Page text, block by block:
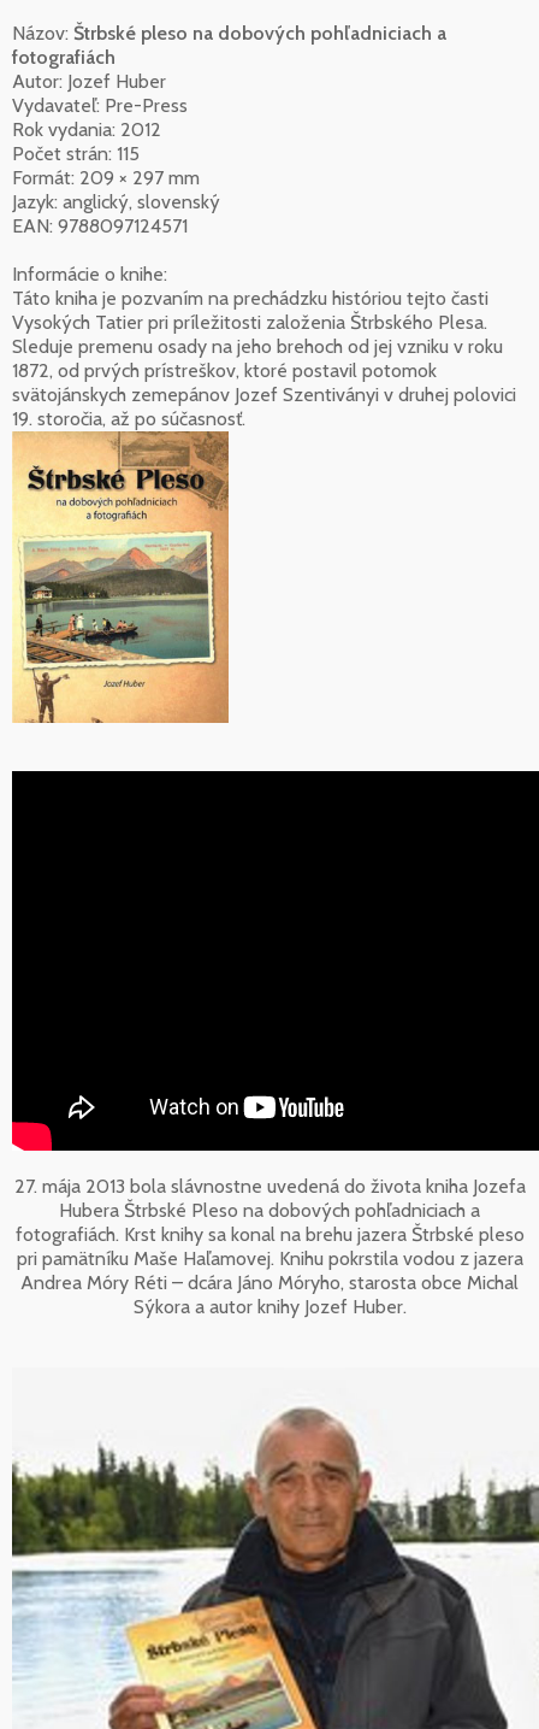
Názov: Štrbské pleso na dobových pohľadniciach a
fotografiách
Autor: Jozef Huber
Vydavateľ: Pre-Press
Rok vydania: 2012
Počet strán: 115
Formát: 209 × 297 mm
Jazyk: anglický, slovenský
EAN: 9788097124571
Informácie o knihe:
Táto kniha je pozvaním na prechádzku históriou tejto časti
Vysokých Tatier pri príležitosti založenia Štrbského Plesa.
Sleduje premenu osady na jeho brehoch od jej vzniku v roku
1872, od prvých prístreškov, ktoré postavil potomok
svätojánskych zemepánov Jozef Szentiványi v druhej polovici
19. storočia, až po súčasnosť.
27. mája 2013 bola slávnostne uvedená do života kniha Jozefa
Hubera Štrbské Pleso na dobových pohľadniciach a
fotografiách. Krst knihy sa konal na brehu jazera Štrbské pleso
pri pamätníku Maše Haľamovej. Knihu pokrstila vodou z jazera
Andrea Móry Réti – dcára Jáno Móryho, starosta obce Michal
Sýkora a autor knihy Jozef Huber.